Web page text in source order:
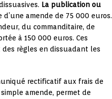
La publication ou
d’une amende de 75 000 euros.
du commanditaire, de
à 150 000 euros. Ces
règles en dissuadant les
rectificatif aux frais de
amende, permet de